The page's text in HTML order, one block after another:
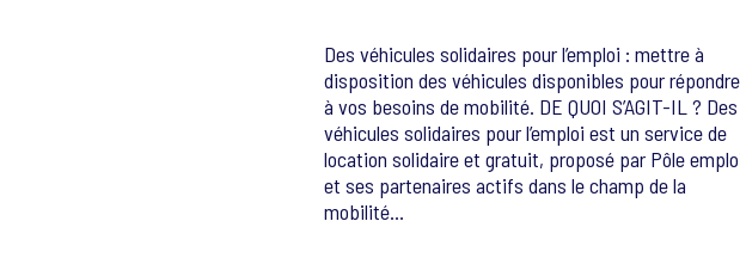
Des véhicules solidaires pour l’emploi : mettre à
disposition des véhicules disponibles pour répondre
à vos besoins de mobilité. DE QUOI S’AGIT-IL ? Des
véhicules solidaires pour l’emploi est un service de
location solidaire et gratuit, proposé par Pôle
et ses partenaires actifs dans le champ de la
mobilité...